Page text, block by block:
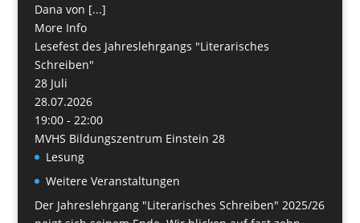
Dana von [...]
More Info
Lesefest des Jahreslehrgangs "Literarisches
Schreiben"
28 Juli
28.07.2026
19:00 - 22:00
MVHS Bildungszentrum Einstein 28
Lesung
Weitere Veranstaltungen
Der Jahreslehrgang "Literarisches Schreiben" 2025/26